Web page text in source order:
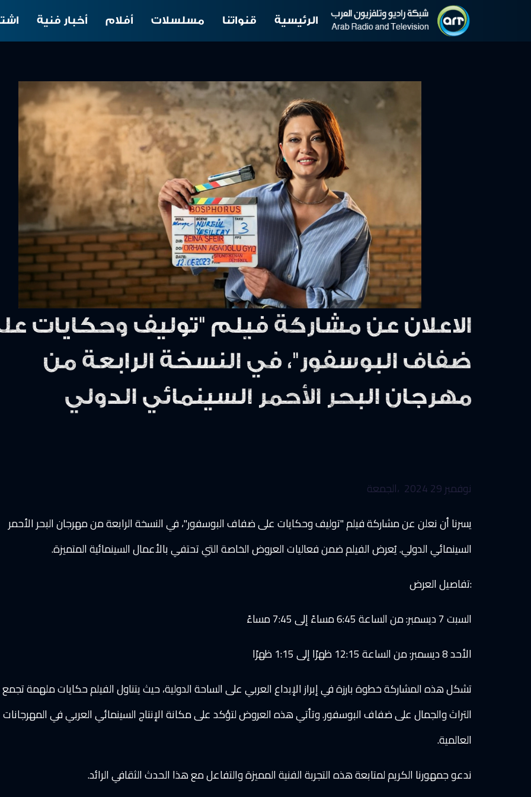
أخبار فنية أفلام مسلسلات قنواتنا الرئيسية
الاعلان عن مشاركة فيلم "توليف وحكايات
ضفاف البوسفور"، في النسخة الرابعة من
مهرجان البحر الأحمر السينمائي الدولي
نوفمبر 202429 ،الجمعة
يسرنا أن نعلن عن مشاركة فيلم "توليف وحكايات على ضفاف البوسفور"، في النسخة الرابعة من مهرجان البحر الأحمر
السينمائي الدولي. يُعرض الفيلم ضمن فعاليات العروض الخاصة التي تحتفي بالأعمال السينمائية المتميزة.
:تفاصيل العرض
السبت 7 ديسمبر: من الساعة 6:45 مساءً إلى 7:45 مساءً
الأحد 8 ديسمبر: من الساعة 12:15 ظهرًا إلى 1:15 ظهرًا
تشكل هذه المشاركة خطوة بارزة في إبراز الإبداع العربي على الساحة الدولية، حيث يتناول الفيلم حكايات ملهمة
التراث والجمال على ضفاف البوسفور. وتأتي هذه العروض لتؤكد على مكانة الإنتاج السينمائي العربي في المهرجانات
العالمية.
ندعو جمهورنا الكريم لمتابعة هذه التجربة الفنية المميزة والتفاعل مع هذا الحدث الثقافي الرائد.